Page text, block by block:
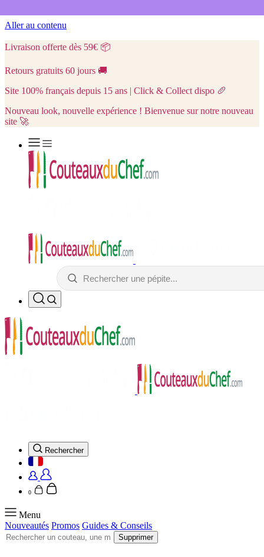
Aller au contenu
Livraison offerte dès 59€ 📦
Retours gratuits 60 jours 🚚
Site 100% français depuis 15 ans | Click & Collect dispo 🥖
Nouveau look, nouvelle expérience ! Bienvenue sur notre nouveau
site 🚀
Rechercher
0
Menu
Nouveautés Promos Guides & Conseils
Supprimer